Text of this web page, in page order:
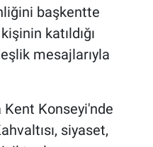
başkentte
katıldığı
mesajlarıyla
Kent Konseyi'nde
siyaset,